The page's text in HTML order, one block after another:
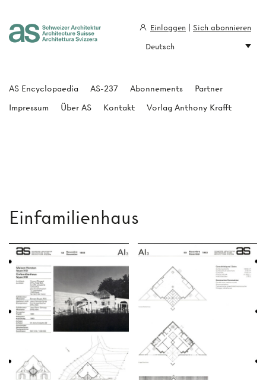
Einfamilienhaus
AS Encyclopaedia AS-237 Abonnements
Partner
Impressum
Über AS Kontakt Vorlag Anthony Krafft
Einloggen
Sich abonnieren
Deutsch